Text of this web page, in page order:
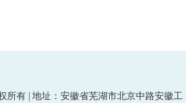
所有 | 地址：安徽省芜湖市北京中路安徽工